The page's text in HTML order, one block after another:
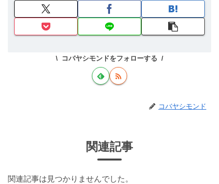
コバヤシモンドをフォローする
コバヤシモンド
関連記事
関連記事は見つかりませんでした。